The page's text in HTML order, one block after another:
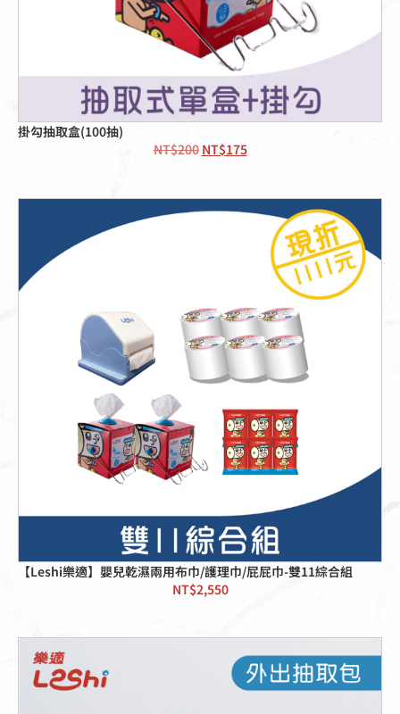
掛勾抽取盒(100抽)
NT$200 NT$175
【Leshi樂適】嬰兒乾濕兩用布巾/護理巾/屁屁巾-雙11綜合組
NT$2,550